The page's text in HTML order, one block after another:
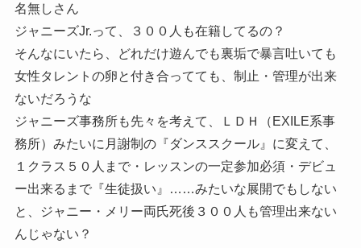
名無しさん
ジャニーズJr.って、３００人も在籍してるの？
そんなにいたら、どれだけ遊んでも裏垢で暴言吐いても
女性タレントの卵と付き合ってても、制止・管理が出来
ないだろうな
ジャニーズ事務所も先々を考えて、ＬＤＨ（EXILE系事
務所）みたいに月謝制の『ダンススクール』に変えて、
１クラス５０人まで・レッスンの一定参加必須・デビュ
ー出来るまで『生徒扱い』……みたいな展開でもしない
と、ジャニー・メリー両氏死後３００人も管理出来ない
んじゃない？